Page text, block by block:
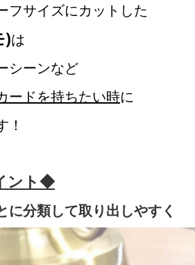
フサイズにカットした
)は
シーンなど
ードを持ちたい時に
！
ント◆
分類して取り出しやすく